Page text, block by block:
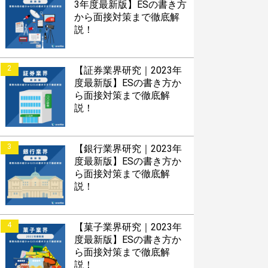
3年度最新版】ESの書き方
から面接対策まで徹底解
説！
2
【証券業界研究｜2023年
度最新版】ESの書き方か
ら面接対策まで徹底解
説！
3
【銀行業界研究｜2023年
度最新版】ESの書き方か
ら面接対策まで徹底解
説！
4
【菓子業界研究｜2023年
度最新版】ESの書き方か
ら面接対策まで徹底解
説！